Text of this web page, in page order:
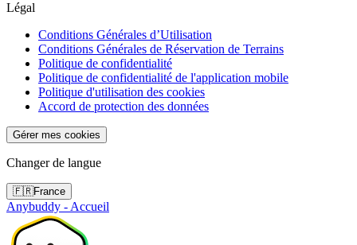
Légal
Conditions Générales d’Utilisation
Conditions Générales de Réservation de Terrains
Politique de confidentialité
Politique de confidentialité de l'application mobile
Politique d'utilisation des cookies
Accord de protection des données
Gérer mes cookies
Changer de langue
🇫🇷France
Anybuddy - Accueil